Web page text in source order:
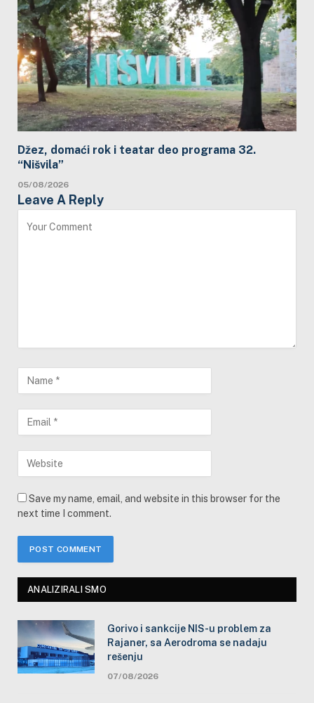
Džez, domaći rok i teatar deo programa 32.
“Nišvila”
05/08/2026
Leave A Reply
Save my name, email, and website in this browser for the
next time I comment.
ANALIZIRALI SMO
Gorivo i sankcije NIS-u problem za
Rajaner, sa Aerodroma se nadaju
rešenju
07/08/2026